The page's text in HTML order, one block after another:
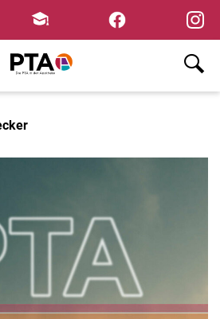
Fortbildungen
Home ×